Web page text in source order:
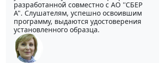
разработанной совместно с АО ''СБЕР
А". Слушателям, успешно освоившим
программу, выдаются удостоверения
установленного образца.